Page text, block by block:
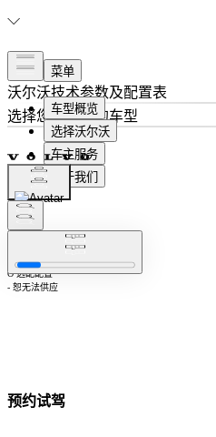
沃尔沃技术参数及配置表
选择您想了解的车型
注：S 标准配置
O 选配配置
- 恕无法供应
预约试驾